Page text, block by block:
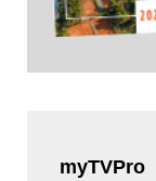
myTVPro